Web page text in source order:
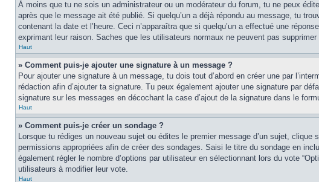
À moins que tu ne sois un administrateur ou un modérateur du forum, tu ne peux
après que le message ait été publié. Si quelqu’un a déjà répondu au message, tu
contenant la date et l’heure. Ceci n’apparaîtra que si quelqu’un a effectué une
exprimant leur raison. Saches que les utilisateurs normaux ne peuvent pas
Haut
» Comment puis-je ajouter une signature à un message ?
Pour ajouter une signature à un message, tu dois tout d’abord en créer une par
rédaction afin d’ajouter ta signature. Tu peux également ajouter une signature par
signature sur les messages en décochant la case d’ajout de la signature dans le
Haut
» Comment puis-je créer un sondage ?
Lorsque tu rédiges un nouveau sujet ou édites le premier message d’un sujet, clique
permissions appropriées afin de créer des sondages. Saisi le titre du sondage en
également régler le nombre d’options par utilisateur en sélectionnant lors du vote
utilisateurs à modifier leur vote.
Haut